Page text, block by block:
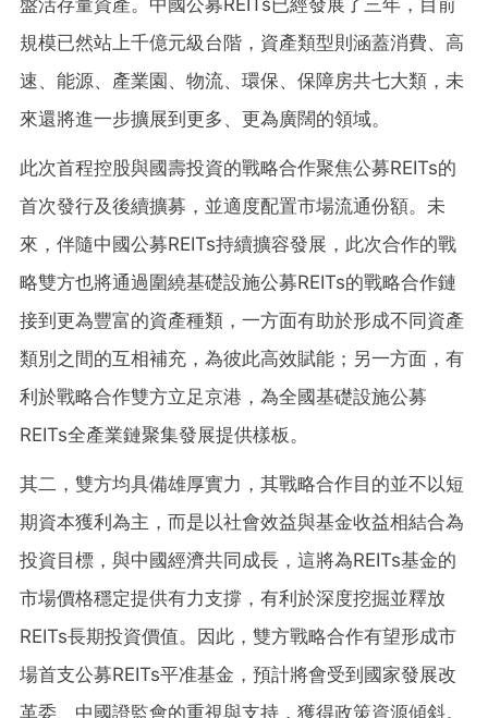
規模已然站上千億元級台階，資產類型則涵蓋消費、高
速、能源、產業園、物流、環保、保障房共七大類，未
來還將進一步擴展到更多、更為廣闊的領域。
此次首程控股與國壽投資的戰略合作聚焦公募REITs的
首次發行及後續擴募，並適度配置市場流通份額。未
來，伴隨中國公募REITs持續擴容發展，此次合作的戰
略雙方也將通過圍繞基礎設施公募REITs的戰略合作鏈
接到更為豐富的資產種類，一方面有助於形成不同資產
類別之間的互相補充，為彼此高效賦能；另一方面，有
利於戰略合作雙方立足京港，為全國基礎設施公募
REITs全產業鏈聚集發展提供樣板。
其二，雙方均具備雄厚實力，其戰略合作目的並不以短
期資本獲利為主，而是以社會效益與基金收益相結合為
投資目標，與中國經濟共同成長，這將為REITs基金的
市場價格穩定提供有力支撐，有利於深度挖掘並釋放
REITs長期投資價值。因此，雙方戰略合作有望形成市
場首支公募REITs平准基金，預計將會受到國家發展改
革委、中國證監會的重視與支持，獲得政策資源傾斜。